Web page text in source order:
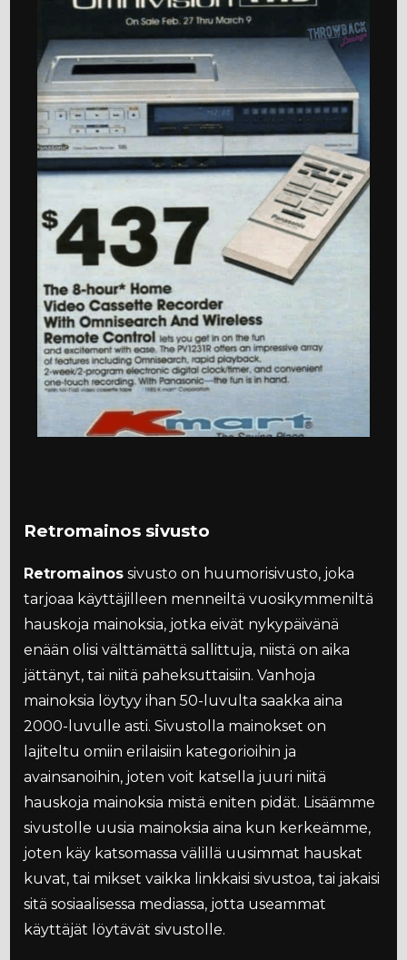
Retromainos sivusto
Retromainos sivusto on huumorisivusto, joka
tarjoaa käyttäjilleen menneiltä vuosikymmeniltä
hauskoja mainoksia, jotka eivät nykypäivänä
enään olisi välttämättä sallittuja, niistä on aika
jättänyt, tai niitä paheksuttaisiin. Vanhoja
mainoksia löytyy ihan 50-luvulta saakka aina
2000-luvulle asti. Sivustolla mainokset on
lajiteltu omiin erilaisiin kategorioihin ja
avainsanoihin, joten voit katsella juuri niitä
hauskoja mainoksia mistä eniten pidät. Lisäämme
sivustolle uusia mainoksia aina kun kerkeämme,
joten käy katsomassa välillä uusimmat hauskat
kuvat, tai mikset vaikka linkkaisi sivustoa, tai jakaisi
sitä sosiaalisessa mediassa, jotta useammat
käyttäjät löytävät sivustolle.